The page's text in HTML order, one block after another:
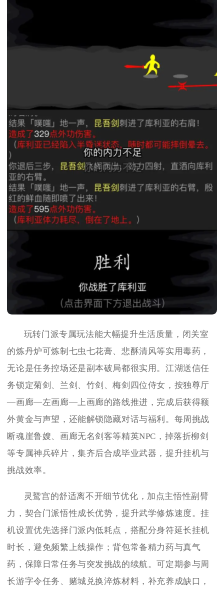
玩转门派专属玩法能大幅提升生活质量，闭关室
的炼丹炉可炼制七虫七花膏、悲酥清风等实用毒药，
无论是任务控场还是副本破局都很实用。江湖送信任
务锁定菊剑、兰剑、竹剑、梅剑四位侍女，按独尊厅
—画廊—左画廊—上画廊的路线推进，完成后获得额
外黄金与声望，还能解锁隐藏对话与福利。每周挑战
断魂崖鲁嫂、画廊无名剑客等精英NPC，掉落折柳剑
等专属神兵碎片，集齐后合成毕业武器，提升挂机与
挑战效率。
灵鹫宫的舒适离不开细节优化，加点主悟性副臂
力，契合门派悟性成长优势，提升武学修炼速度。挂
机设置优先选择门派内低耗点，搭配分身符延长挂机
时长，避免频繁上线操作；背包常备精力药与真气
药，保障日常任务与突发挑战的续航。可定期参与周
长游字令任务、赌城兑换淬炼材料，补充养成缺口，